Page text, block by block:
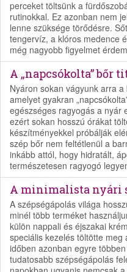
perceket töltsünk a
rutinokkal. Ez azonban nem
lenne szüksége törődésre.
tengervíz, a klóros medence
még nagyobb figyelmet
A „napcsókolta”
Nyáron sokan vágyunk arra
amelyet gyakran
egészséges ragyogás a nyár
ezért sokan hosszú órákat
készítményekkel próbálják
szép bőr nem feltétlenül a
inkább attól, hogy hidratált,
természetesen ragyogó
A minimalista nyári
A szépségápolás világa
minél több terméket
külön nappali és éjszakai
speciális kezelés töltötte
időben azonban egyre
tudatosabb szépségápolás